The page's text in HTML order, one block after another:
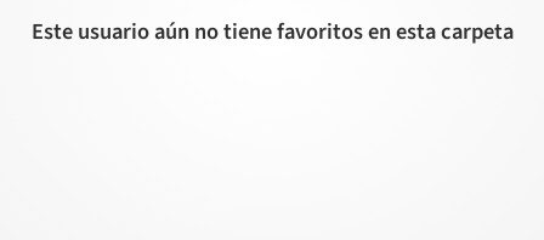
Este usuario aún no tiene favoritos en esta carpeta